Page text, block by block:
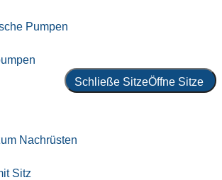
Pumpen
Schließe SitzeÖffne Sitze
Nachrüsten
Sitz